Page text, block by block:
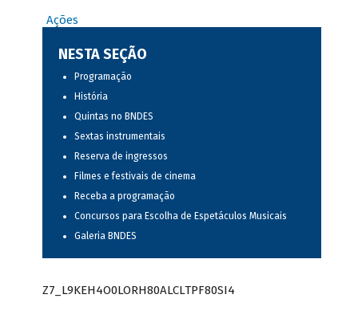
Ações
NESTA SEÇÃO
Programação
História
Quintas no BNDES
Sextas instrumentais
Reserva de ingressos
Filmes e festivais de cinema
Receba a programação
Concursos para Escolha de Espetáculos Musicais
Galeria BNDES
Z7_L9KEH4O0LORH80ALCLTPF80SI4